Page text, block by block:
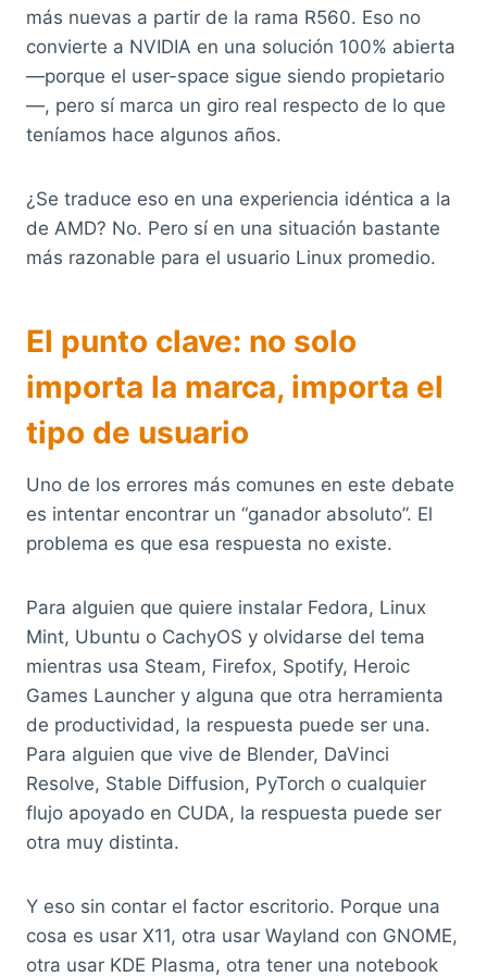
más nuevas a partir de la rama R560. Eso no
convierte a NVIDIA en una solución 100% abierta
—porque el user-space sigue siendo propietario
—, pero sí marca un giro real respecto de lo que
teníamos hace algunos años.
¿Se traduce eso en una experiencia idéntica a la
de AMD? No. Pero sí en una situación bastante
más razonable para el usuario Linux promedio.
El punto clave: no solo
importa la marca, importa el
tipo de usuario
Uno de los errores más comunes en este debate
es intentar encontrar un “ganador absoluto”. El
problema es que esa respuesta no existe.
Para alguien que quiere instalar Fedora, Linux
Mint, Ubuntu o CachyOS y olvidarse del tema
mientras usa Steam, Firefox, Spotify, Heroic
Games Launcher y alguna que otra herramienta
de productividad, la respuesta puede ser una.
Para alguien que vive de Blender, DaVinci
Resolve, Stable Diffusion, PyTorch o cualquier
flujo apoyado en CUDA, la respuesta puede ser
otra muy distinta.
Y eso sin contar el factor escritorio. Porque una
cosa es usar X11, otra usar Wayland con GNOME,
otra usar KDE Plasma, otra tener una notebook